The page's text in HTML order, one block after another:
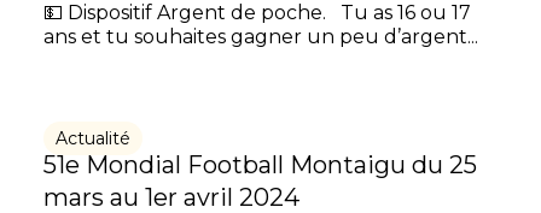
💵 Dispositif Argent de poche. Tu as 16 ou 17
ans et tu souhaites gagner un peu d’argent...
Actualité
51e Mondial Football Montaigu du 25
mars au 1er avril 2024